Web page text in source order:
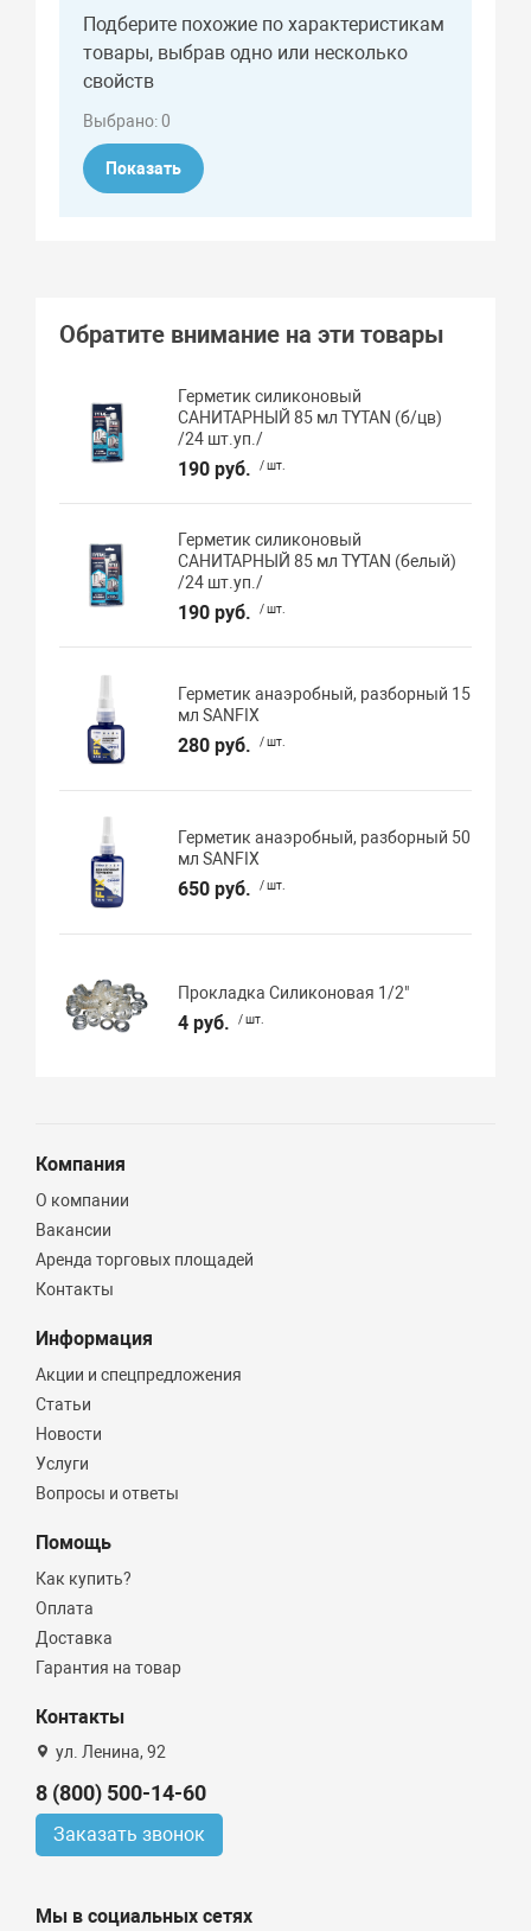
Подберите похожие по характеристикам
товары, выбрав одно или несколько
свойств
Выбрано:0
Показать
Обратите внимание на эти товары
Герметик силиконовый
САНИТАРНЫЙ 85 мл TYTAN (б/цв)
/24 шт.уп./
190 руб. / шт.
Герметик силиконовый
САНИТАРНЫЙ 85 мл TYTAN (белый)
/24 шт.уп./
190 руб. / шт.
Герметик анаэробный, разборный 15
мл SANFIX
280 руб. / шт.
Герметик анаэробный, разборный 50
мл SANFIX
650 руб. / шт.
Прокладка Силиконовая 1/2"
4 руб. / шт.
Компания
О компании
Вакансии
Аренда торговых площадей
Контакты
Информация
Акции и спецпредложения
Статьи
Новости
Услуги
Вопросы и ответы
Помощь
Как купить?
Оплата
Доставка
Гарантия на товар
Контакты
ул. Ленина, 92
8 (800) 500-14-60
Заказать звонок
Мы в социальных сетях